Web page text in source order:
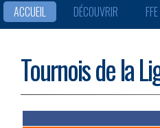
ACCUEIL DÉCOUVRIR FFE
Tournois de la